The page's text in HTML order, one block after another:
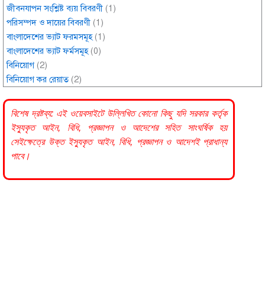
জীবনযাপন সংশ্লিষ্ট ব্যয় বিবরণী (1)
পরিসম্পদ ও দায়ের বিবরণী (1)
বাংলাদেশের ভ্যাট ফরমসমূহ(1)
বাংলাদেশের ভ্যাট ফর্মসমূহ(0)
বিনিয়োগ(2)
বিনিয়োগ কর রেয়াত(2)
বিশেষ দ্রষ্টব্য: এই ওয়েবসাইটে উল্লিখিত কোনো কিছু যদি সরকারকর্তৃক
ইস্যুকৃত আইন, বিধি, প্রজ্ঞাপন ও আদেশের সহিত সাংঘর্ষিক হয়
সেইক্ষেত্রে উক্ত ইস্যুকৃত আইন, বিধি, প্রজ্ঞাপন ও আদেশই প্রাধান্য
পাবে।